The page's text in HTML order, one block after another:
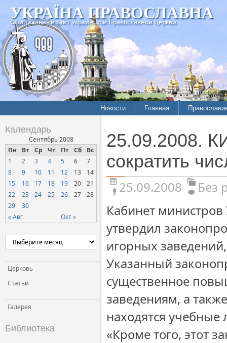
УКРАЇНА ПРАВОСЛАВНА
Официальный сайт Украинской Православной Церкви
Новости Главная
Календарь
Сентябрь 2008
Пн
Вт Ср Чт Пт Сб Вс
« Авг Окт »
1 2 3 4 5 6
7
8
9 10 11 12 13
14
15
16 17 18 19 20
21
22
23 24 25 26 27
28
29
30
Церковь
Статьи
Галерея
Библиотека
25.09.2008.
сократить
25.09.2008
Без
Кабинет
утвердил
игорных
Указанный
существенное
заведениям, а
находятся
«Кроме того, этот